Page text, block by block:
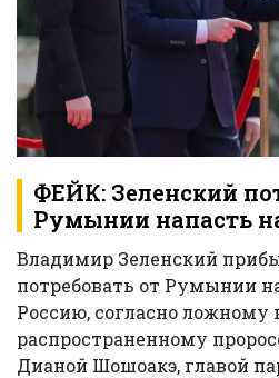
ФЕЙК: Зеленский
Румынии напасть
Владимир Зеленский
потребовать от Румынии
Россию, согласно ложному
распространенному
Дианой Шошоакэ, главой